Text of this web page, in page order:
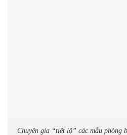
Chuyên gia “tiết lộ” các mẫu phòng